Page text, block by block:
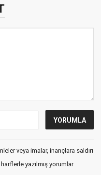
veya imalar, inançlara saldırı
yazılmış yorumlar